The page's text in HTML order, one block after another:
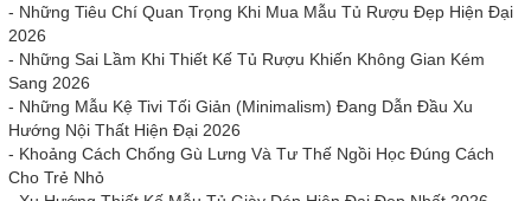
- Những Tiêu Chí Quan Trọng Khi Mua Mẫu Tủ Rượu Đẹp Hiện Đại
2026
- Những Sai Lầm Khi Thiết Kế Tủ Rượu Khiến Không Gian Kém
Sang 2026
- Những Mẫu Kệ Tivi Tối Giản (Minimalism) Đang Dẫn Đầu Xu
Hướng Nội Thất Hiện Đại 2026
- Khoảng Cách Chống Gù Lưng Và Tư Thế Ngồi Học Đúng Cách
Cho Trẻ Nhỏ